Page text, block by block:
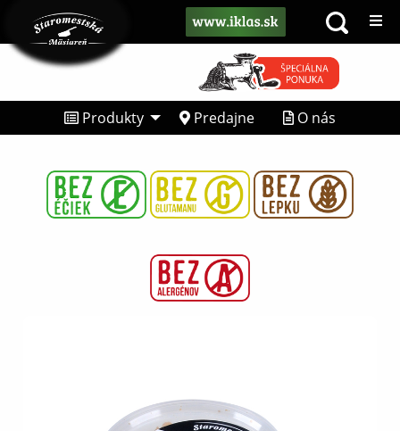
Produkty Predajne O nás